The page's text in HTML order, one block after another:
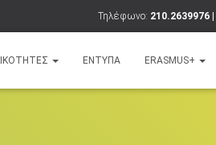
Τηλέφωνο: 210.2639976 |
ΈΝΤΥΠΑ ERASMUS+